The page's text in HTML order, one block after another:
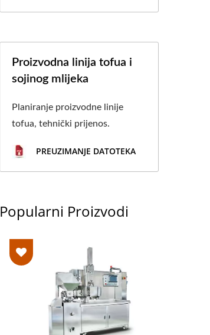
Proizvodna linija tofua i
sojinog mlijeka
Planiranje proizvodne linije
tofua, tehnički prijenos.
PREUZIMANJE DATOTEKA
Popularni Proizvodi